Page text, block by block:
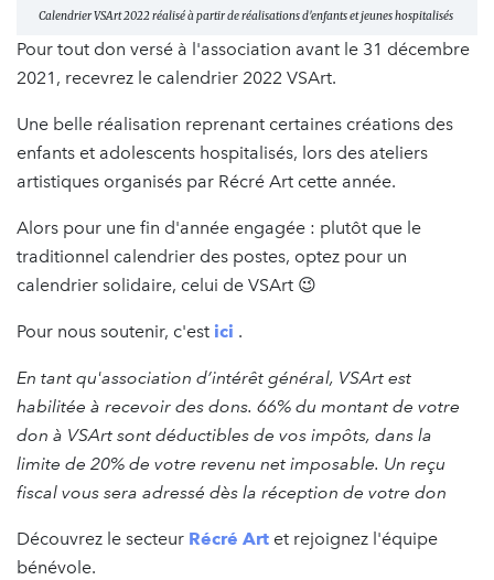
Calendrier VSArt 2022 réalisé à partir de réalisations d'enfants et jeunes hospitalisés
Pour tout don versé à l'association avant le 31 décembre
2021, recevrez le calendrier 2022 VSArt.
Une belle réalisation reprenant certaines créations des
enfants et adolescents hospitalisés, lors des ateliers
artistiques organisés par Récré Art cette année.
Alors pour une fin d'année engagée : plutôt que le
traditionnel calendrier des postes, optez pour un
calendrier solidaire, celui de VSArt 😉
Pour nous soutenir, c'est ici .
En tant qu'association d’intérêt général, VSArt est
habilitée à recevoir des dons. 66% du montant de votre
don à VSArt sont déductibles de vos impôts, dans la
limite de 20% de votre revenu net imposable. Un reçu
fiscal vous sera adressé dès la réception de votre don
Découvrez le secteur Récré Art et rejoignez l'équipe
bénévole.